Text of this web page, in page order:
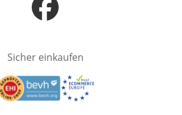
Öffnet in neuem Fenster
Sicher einkaufen
Öffnet in neuem FensterÖffnet in neuem Fenster